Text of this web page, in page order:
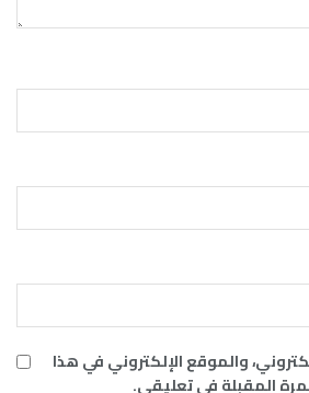
والموقع الإلكتروني في هذا
المقبلة في تعليقي.